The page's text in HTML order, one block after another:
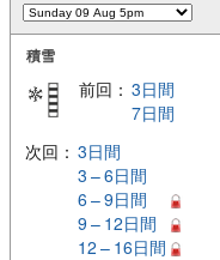
積雪
前回： 3日間
7日間
次回： 3日間
3 – 6日間
6 – 9日間
9 – 12日間
12 – 16日間